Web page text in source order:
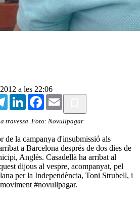
a les 22:06
TelegramLinkedInFacebook
Email
travessa. Foto: Novullpagar
de la campanya d'insubmissió als
a Barcelona després de dos dies de
Anglès. Casadellà ha arribat al
dijous al vespre, acompanyat, pel
per la Independència, Toni Strubell, i
#novullpagar.